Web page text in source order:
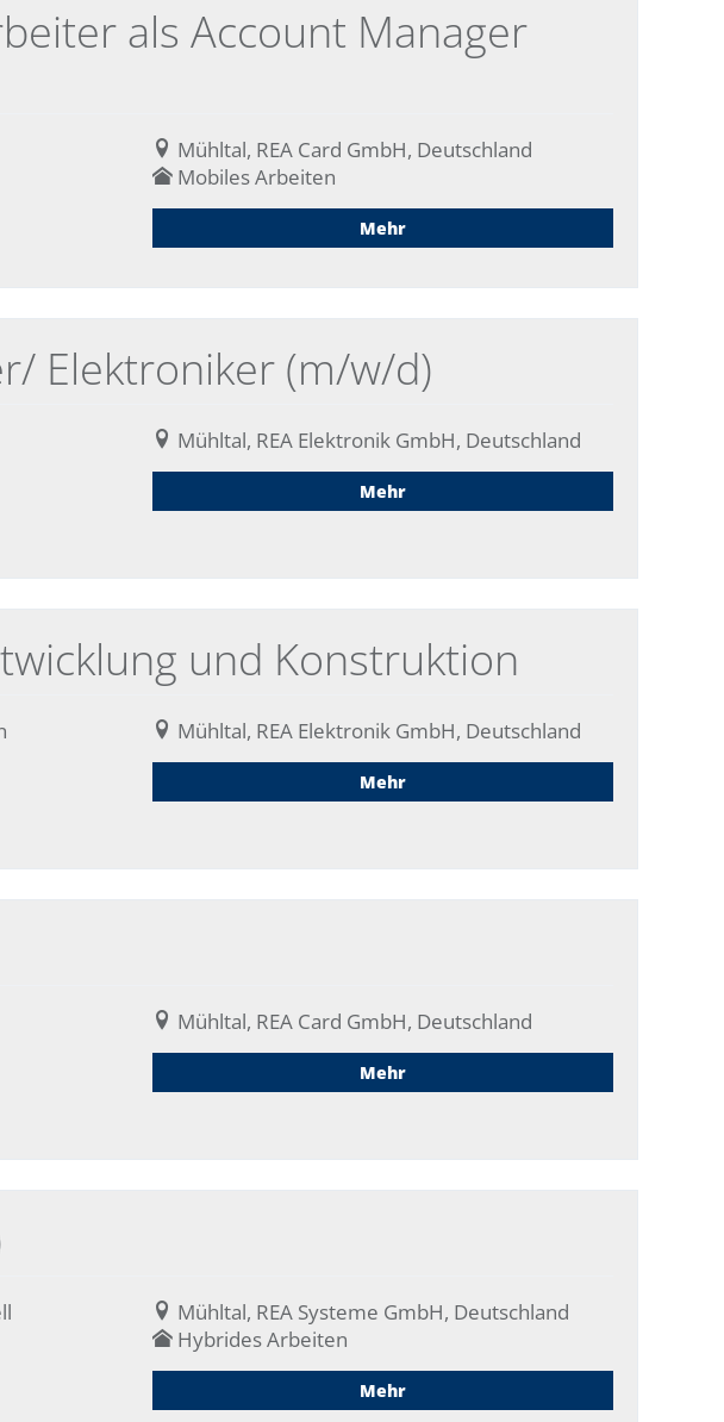
als Account Manager
Mühltal, REA Card GmbH, Deutschland
Mobiles Arbeiten
Mehr
Elektroniker (m/w/d)
Mühltal, REA Elektronik GmbH, Deutschland
Mehr
und Konstruktion
Mühltal, REA Elektronik GmbH, Deutschland
Mehr
Mühltal, REA Card GmbH, Deutschland
Mehr
Mühltal, REA Systeme GmbH, Deutschland
Hybrides Arbeiten
Mehr